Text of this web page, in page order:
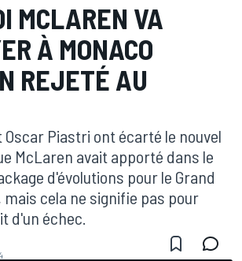
MCLAREN VA
À MONACO
REJETÉ AU
Piastri ont écarté le nouvel
McLaren avait apporté dans le
d'évolutions pour le Grand
mais cela ne signifie pas pour
d'un échec.